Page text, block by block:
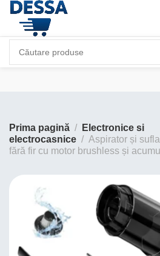
Prima pagină
Electronice si
electrocasnice
Aspirator și
fără fir cu motor brushless și